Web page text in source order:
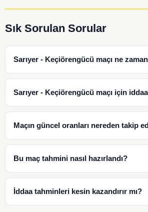
Sık Sorulan Sorular
Sarıyer - Keçiörengücü maçı ne
Sarıyer - Keçiörengücü maçı için
Maçın güncel oranları nereden takip
Bu maç tahmini nasıl hazırlandı?
İddaa tahminleri kesin kazandırır mı?